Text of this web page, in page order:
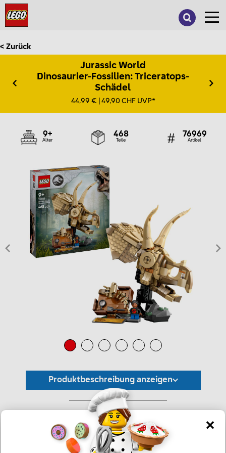
< Zurück
Jurassic World
Dinosaurier-Fossilien: Triceratops-
Schädel
44,99 € | 49,90 CHF UVP*
9+
Alter
468
Teile
76969
Artikel
Produktbeschreibung anzeigen
*Unverbindliche Preisempfehlung -
Die Preisgestaltung liegt im alleinigen Ermessen des Händlers